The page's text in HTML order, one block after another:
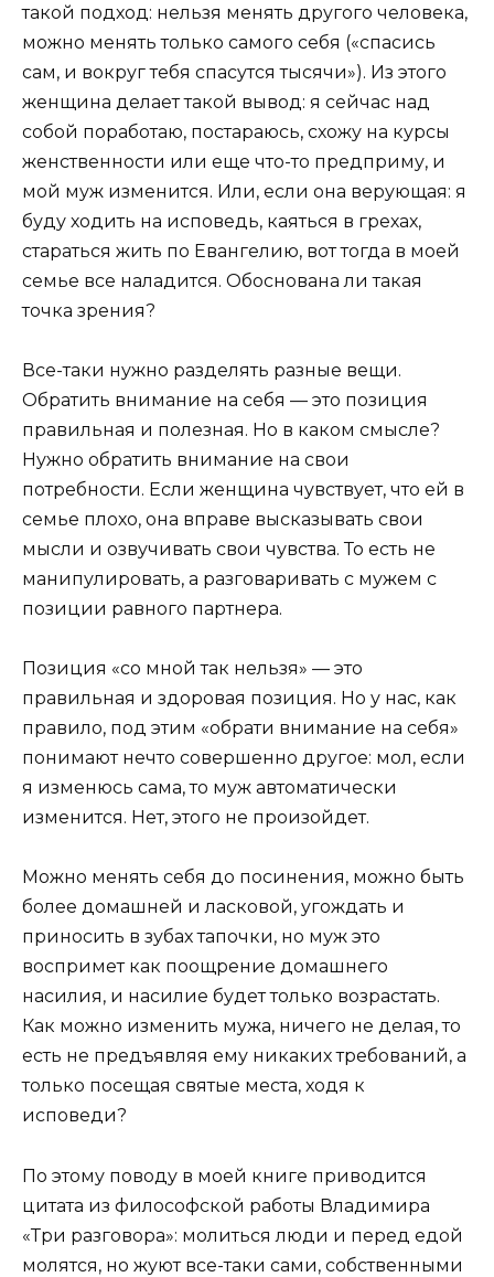
такой подход: нельзя менять другого человека,
можно менять только самого себя («спасись
сам, и вокруг тебя спасутся тысячи»). Из этого
женщина делает такой вывод: я сейчас над
собой поработаю, постараюсь, схожу на курсы
женственности или еще что-то предприму, и
мой муж изменится. Или, если она верующая: я
буду ходить на исповедь, каяться в грехах,
стараться жить по Евангелию, вот тогда в моей
семье все наладится. Обоснована ли такая
точка зрения?
Все-таки нужно разделять разные вещи.
Обратить внимание на себя — это позиция
правильная и полезная. Но в каком смысле?
Нужно обратить внимание на свои
потребности. Если женщина чувствует, что ей в
семье плохо, она вправе высказывать свои
мысли и озвучивать свои чувства. То есть не
манипулировать, а разговаривать с мужем с
позиции равного партнера.
Позиция «со мной так нельзя» — это
правильная и здоровая позиция. Но у нас, как
правило, под этим «обрати внимание на себя»
понимают нечто совершенно другое: мол, если
я изменюсь сама, то муж автоматически
изменится. Нет, этого не произойдет.
Можно менять себя до посинения, можно быть
более домашней и ласковой, угождать и
приносить в зубах тапочки, но муж это
воспримет как поощрение домашнего
насилия, и насилие будет только возрастать.
Как можно изменить мужа, ничего не делая, то
есть не предъявляя ему никаких требований, а
только посещая святые места, ходя к
исповеди?
По этому поводу в моей книге приводится
цитата из философской работы Владимира
«Три разговора»: молиться люди и перед едой
молятся, но жуют все-таки сами, собственными